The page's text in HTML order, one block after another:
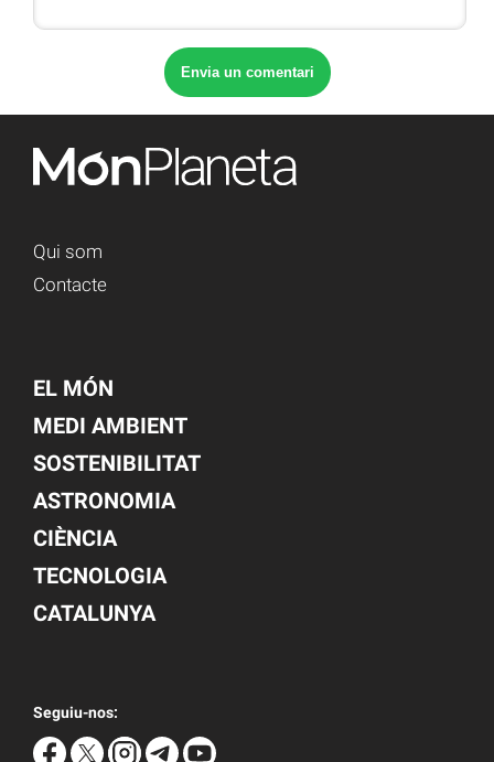
Qui som
Contacte
EL MÓN
MEDI AMBIENT
SOSTENIBILITAT
ASTRONOMIA
CIÈNCIA
TECNOLOGIA
CATALUNYA
Seguiu-nos: